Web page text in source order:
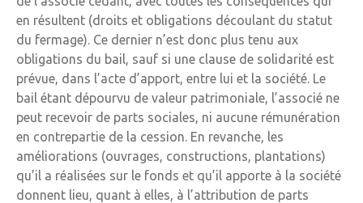
en résultent (droits et obligations découlant du statut
du fermage). Ce dernier n’est donc plus tenu aux
obligations du bail, sauf si une clause de solidarité est
prévue, dans l’acte d’apport, entre lui et la société. Le
bail étant dépourvu de valeur patrimoniale, l’associé ne
peut recevoir de parts sociales, ni aucune rémunération
en contrepartie de la cession. En revanche, les
améliorations (ouvrages, constructions, plantations)
qu’il a réalisées sur le fonds et qu’il apporte à la société
donnent lieu, quant à elles, à l’attribution de parts